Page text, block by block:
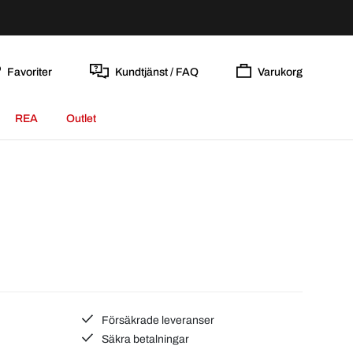
Favoriter Kundtjänst / FAQ Varukorg
REA Outlet
Försäkrade leveranser
Säkra betalningar